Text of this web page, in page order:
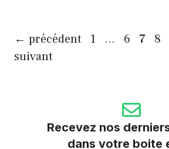
← précédent Page
1 … Page
6 Page
7 8
suivant
Recevez nos
dans votre boite